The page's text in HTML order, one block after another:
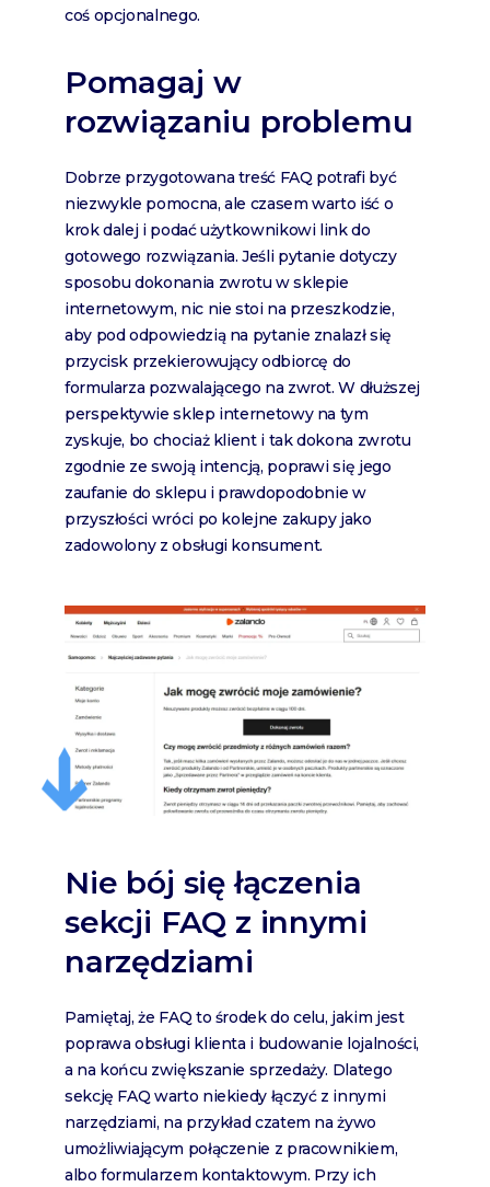
coś opcjonalnego.
Pomagaj w
rozwiązaniu problemu
Dobrze przygotowana treść FAQ potrafi być
niezwykle pomocna, ale czasem warto iść o
krok dalej i podać użytkownikowi link do
gotowego rozwiązania. Jeśli pytanie dotyczy
sposobu dokonania zwrotu w sklepie
internetowym, nic nie stoi na przeszkodzie,
aby pod odpowiedzią na pytanie znalazł się
przycisk przekierowujący odbiorcę do
formularza pozwalającego na zwrot. W dłuższej
perspektywie sklep internetowy na tym
zyskuje, bo chociaż klient i tak dokona zwrotu
zgodnie ze swoją intencją, poprawi się jego
zaufanie do sklepu i prawdopodobnie w
przyszłości wróci po kolejne zakupy jako
zadowolony z obsługi konsument.
Nie bój się łączenia
sekcji FAQ z innymi
narzędziami
Pamiętaj, że FAQ to środek do celu, jakim jest
poprawa obsługi klienta i budowanie lojalności,
a na końcu zwiększanie sprzedaży. Dlatego
sekcję FAQ warto niekiedy łączyć z innymi
narzędziami, na przykład czatem na żywo
umożliwiającym połączenie z pracownikiem,
albo formularzem kontaktowym. Przy ich